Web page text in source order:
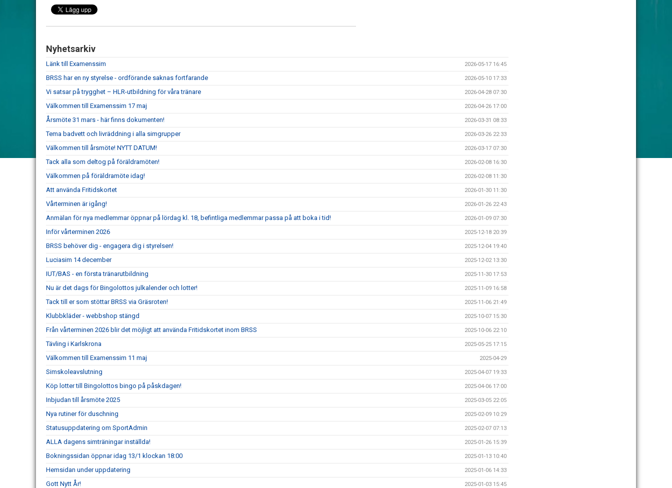
Nyhetsarkiv
Länk till Examenssim 2026-05-17 16:45
BRSS har en ny styrelse - ordförande saknas fortfarande 2026-05-10 17:33
Vi satsar på trygghet – HLR-utbildning för våra tränare 2026-04-28 07:30
Välkommen till Examenssim 17 maj 2026-04-26 17:00
Årsmöte 31 mars - här finns dokumenten! 2026-03-31 08:33
Tema badvett och livräddning i alla simgrupper 2026-03-26 22:33
Välkommen till årsmöte! NYTT DATUM! 2026-03-17 07:30
Tack alla som deltog på föräldramöten! 2026-02-08 16:30
Välkommen på föräldramöte idag! 2026-02-08 11:30
Att använda Fritidskortet 2026-01-30 11:30
Vårterminen är igång! 2026-01-26 22:43
Anmälan för nya medlemmar öppnar på lördag kl. 18, befintliga medlemmar passa på att boka i tid! 2026-01-09 07:30
Inför vårterminen 2026 2025-12-18 20:39
BRSS behöver dig - engagera dig i styrelsen! 2025-12-04 19:40
Luciasim 14 december 2025-12-02 13:30
IUT/BAS - en första tränarutbildning 2025-11-30 17:53
Nu är det dags för Bingolottos julkalender och lotter! 2025-11-09 16:58
Tack till er som stöttar BRSS via Gräsroten! 2025-11-06 21:49
Klubbkläder - webbshop stängd 2025-10-07 15:30
Från vårterminen 2026 blir det möjligt att använda Fritidskortet inom BRSS 2025-10-06 22:10
Tävling i Karlskrona 2025-05-25 17:15
Välkommen till Examenssim 11 maj 2025-04-29
Simskoleavslutning 2025-04-07 19:33
Köp lotter till Bingolottos bingo på påskdagen! 2025-04-06 17:00
Inbjudan till årsmöte 2025 2025-03-05 22:05
Nya rutiner för duschning 2025-02-09 10:29
Statusuppdatering om SportAdmin 2025-02-07 07:13
ALLA dagens simträningar inställda! 2025-01-26 15:39
Bokningssidan öppnar idag 13/1 klockan 18:00 2025-01-13 10:40
Hemsidan under uppdatering 2025-01-06 14:33
Gott Nytt År! 2025-01-03 15:45